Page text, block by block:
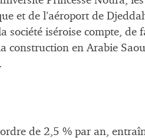
et de l’aéroport de
société iséroise compte, de
construction en Arabie
de 2,5 % par an,